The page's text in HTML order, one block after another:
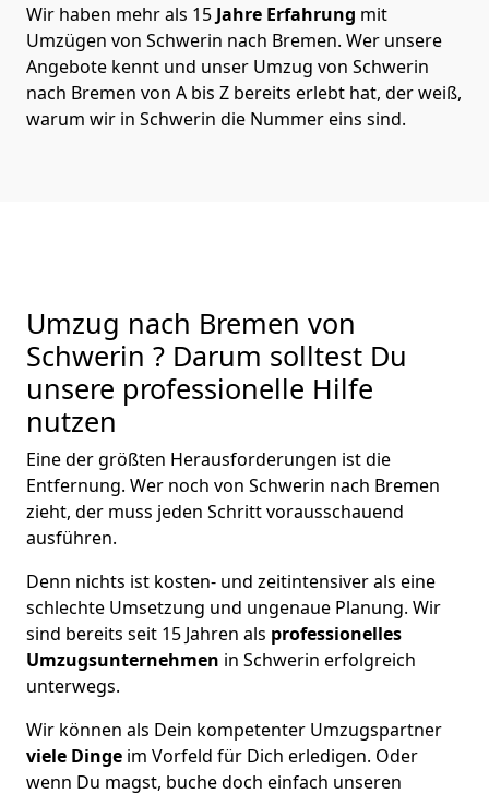
Wir haben mehr als 15 Jahre Erfahrung mit
Umzügen von Schwerin nach Bremen. Wer unsere
Angebote kennt und unser Umzug von Schwerin
nach Bremen von A bis Z bereits erlebt hat, der weiß,
warum wir in Schwerin die Nummer eins sind.
Umzug nach Bremen von
Schwerin ? Darum solltest Du
unsere professionelle Hilfe
nutzen
Eine der größten Herausforderungen ist die
Entfernung. Wer noch von Schwerin nach Bremen
zieht, der muss jeden Schritt vorausschauend
ausführen.
Denn nichts ist kosten- und zeitintensiver als eine
schlechte Umsetzung und ungenaue Planung. Wir
sind bereits seit 15 Jahren als professionelles
Umzugsunternehmen in Schwerin erfolgreich
unterwegs.
Wir können als Dein kompetenter Umzugspartner
viele Dinge im Vorfeld für Dich erledigen. Oder
wenn Du magst, buche doch einfach unseren